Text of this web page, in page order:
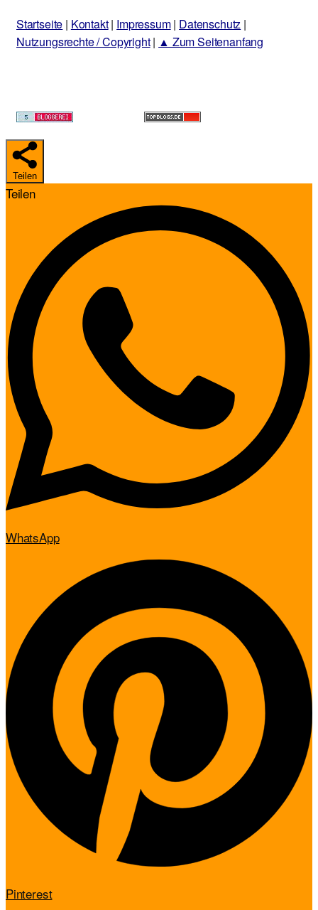
Startseite | Kontakt| Impressum| Datenschutz |
Nutzungsrechte / Copyright| ▲ Zum Seitenanfang
Teilen
Teilen
WhatsApp
Pinterest